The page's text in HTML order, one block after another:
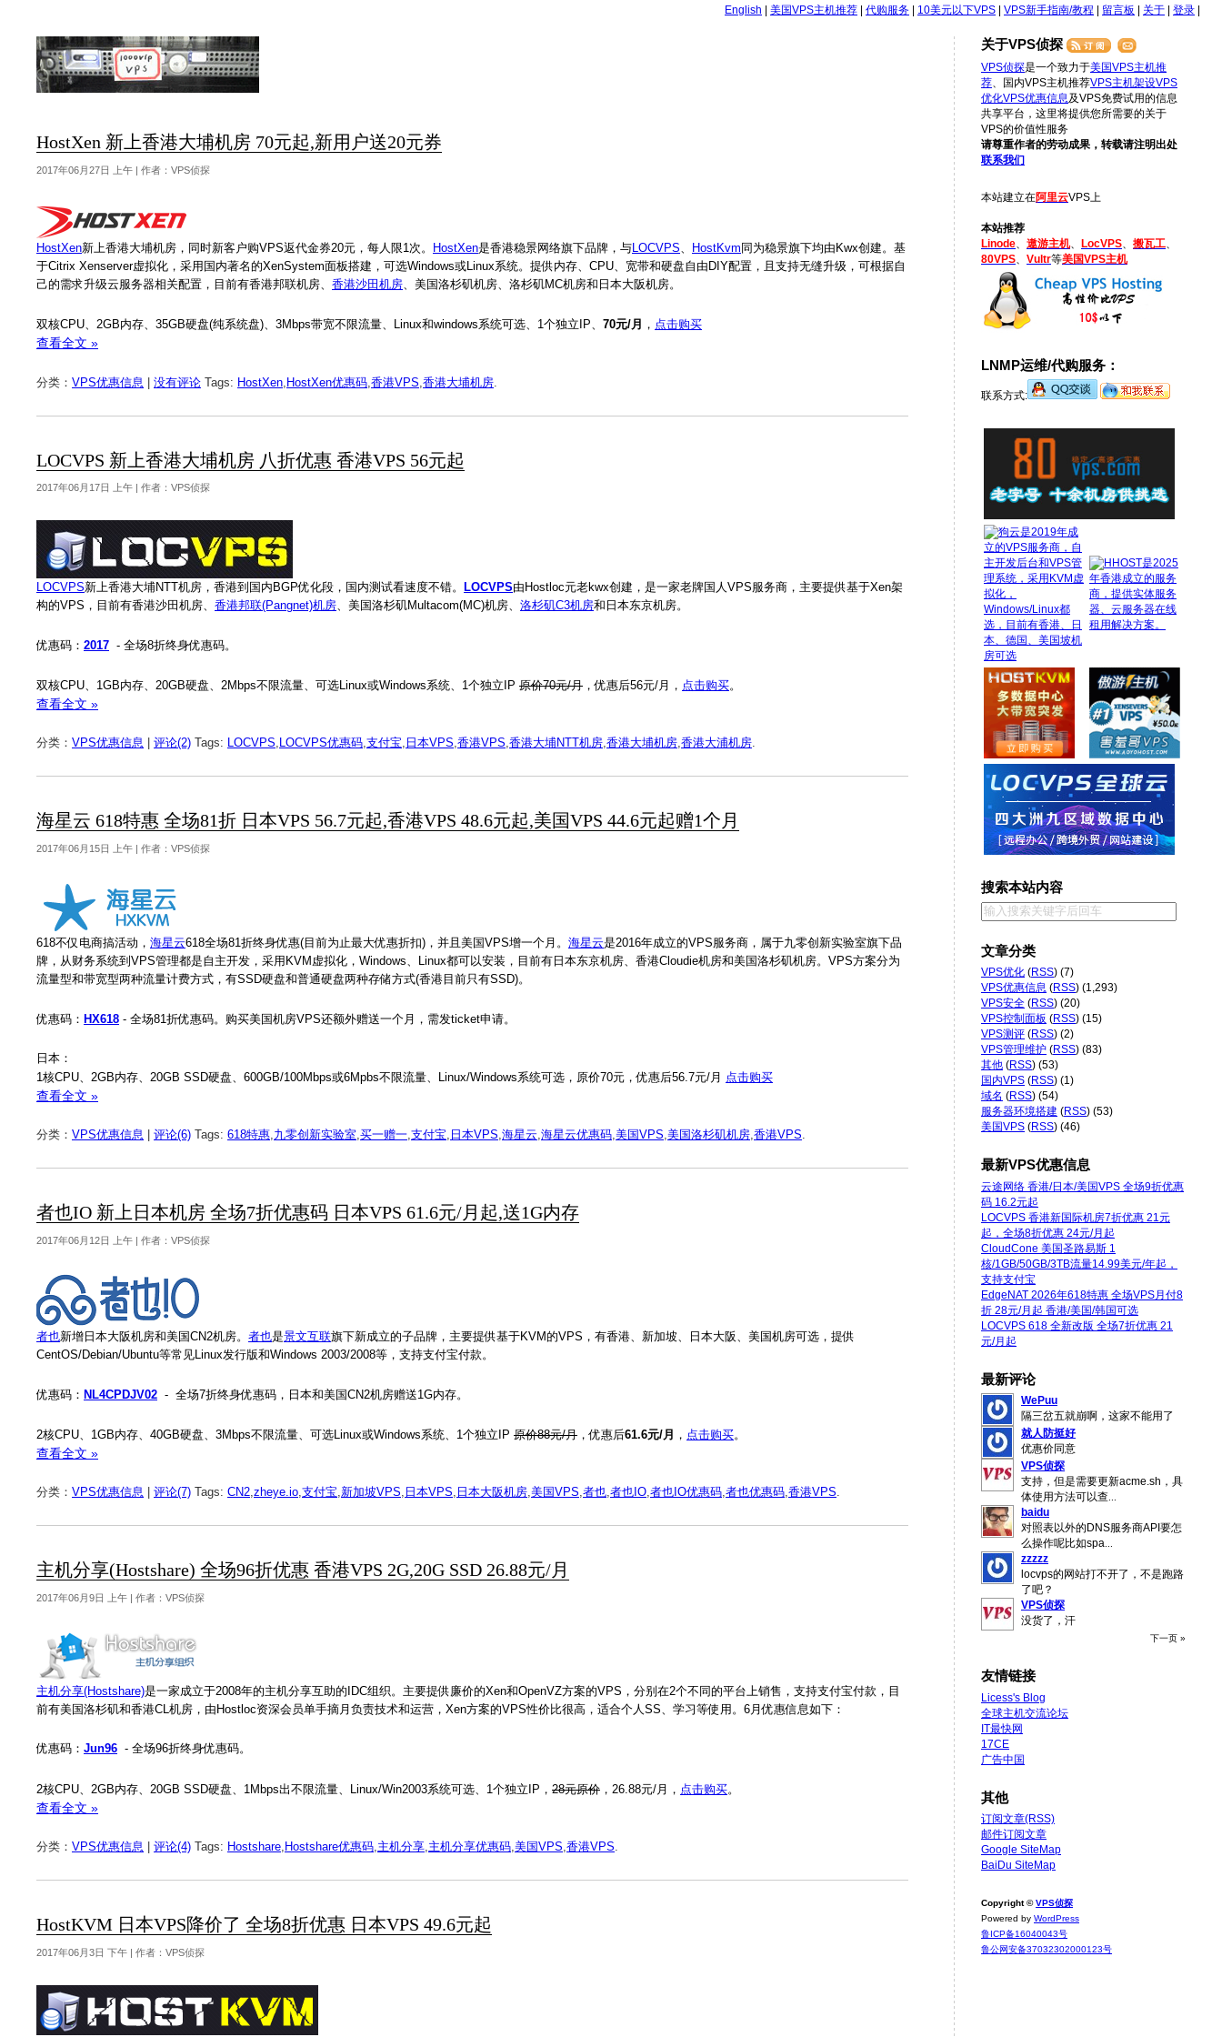
English 美国VPS主机推荐 代购服务 10美元以下VPS VPS新手指南/教程 留言板 关于 登录
HostXen 新上香港大埔机房 70元起,新用户送20元券
2017年06月27日 上午 | 作者：VPS侦探
HostXen新上香港大埔机房，同时新客户购VPS返代金券20元，每人限1次。 HostXen是香港稳景网络旗下品牌，与 LOCVPS HostKvm 同为稳景旗下均由Kwx创建。基
于Citrix Xenserver虚拟化，采用国内著名的XenSystem面板搭建，可选Windows或Linux系统。提供内存、CPU、宽带和硬盘自由DIY配置，且支持无缝升级，可根据自
己的需求升级云服务器相关配置，目前有香港邦联机房、 香港沙田机房 、美国洛杉矶机房、洛杉矶MC机房和日本大阪机房。
双核CPU、2GB内存、35GB硬盘(纯系统盘)、3Mbps带宽不限流量、Linux和windows系统可选、1个独立IP、 70元/月 ， 点击购买
查看全文 »
分类： VPS优惠信息 | 没有评论 Tags: HostXen HostXen优惠码 香港VPS 香港大埔机房
LOCVPS 新上香港大埔机房 八折优惠 香港VPS 56元起
2017年06月17日 上午 | 作者：VPS侦探
LOCVPS新上香港大埔NTT机房，香港到国内BGP优化段，国内测试看速度不错。 LOCVPS由Hostloc元老kwx创建，是一家老牌国人VPS服务商，主要提供基于Xen架
构的VPS，目前有香港沙田机房、 香港邦联(Pangnet)机房、美国洛杉矶Multacom(MC)机房、 洛杉矶C3机房和日本东京机房。
优惠码： 2017 - 全场8折终身优惠码。
双核CPU、1GB内存、20GB硬盘、2Mbps不限流量、可选Linux或Windows系统、1个独立IP 原价70元/月 ，优惠后56元/月， 点击购买。
查看全文 »
分类： VPS优惠信息 评论(2) Tags: LOCVPS, LOCVPS优惠码,支付宝, 日本VPS,香港VPS,香港大埔NTT机房,香港大埔机房,香港大浦机房.
海星云 618特惠 全场81折 日本VPS 56.7元起,香港VPS 48.6元起,美国VPS 44.6元起赠1个月
2017年06月15日 上午 | 作者：VPS侦探
618不仅电商搞活动， 海星云618全场81折终身优惠(目前为止最大优惠折扣)，并且美国VPS增一个月。 海星云是2016年成立的VPS服务商，属于九零创新实验室旗下品
牌，从财务系统到VPS管理都是自主开发，采用KVM虚拟化，Windows、Linux都可以安装，目前有日本东京机房、香港Cloudie机房和美国洛杉矶机房。VPS方案分为
流量型和带宽型两种流量计费方式，有SSD硬盘和普通硬盘两种存储方式(香港目前只有SSD)。
优惠码： HX618 - 全场81折优惠码。购买美国机房VPS还额外赠送一个月，需发ticket申请。
日本：
1核CPU、2GB内存、20GB SSD硬盘、600GB/100Mbps或6Mpbs不限流量、Linux/Windows系统可选，原价70元，优惠后56.7元/月 点击购买
查看全文 »
分类： VPS优惠信息 评论(6) Tags: 618特惠,九零创新实验室,买一赠一,支付宝, 日本VPS,海星云,海星云优惠码,美国VPS,美国洛杉矶机房,香港VPS.
者也IO 新上日本机房 全场7折优惠码 日本VPS 61.6元/月起,送1G内存
2017年06月12日 上午 | 作者：VPS侦探
者也新增日本大阪机房和美国CN2机房。 者也是景文互联旗下新成立的子品牌，主要提供基于KVM的VPS，有香港、新加坡、日本大阪、美国机房可选，提供
CentOS/Debian/Ubuntu等常见Linux发行版和Windows 2003/2008等，支持支付宝付款。
优惠码： NL4CPDJV02 - 全场7折终身优惠码，日本和美国CN2机房赠送1G内存。
2核CPU、1GB内存、40GB硬盘、3Mbps不限流量、可选Linux或Windows系统、1个独立IP 原价88元/月 ，优惠后61.6元/月 ， 点击购买。
查看全文 »
分类： VPS优惠信息 评论(7) Tags: CN2,zheye.io,支付宝,新加坡VPS, 日本VPS, 日本大阪机房,美国VPS,者也,者也IO,者也IO优惠码,者也优惠码,香港VPS.
主机分享(Hostshare) 全场96折优惠 香港VPS 2G,20G SSD 26.88元/月
2017年06月9日 上午 | 作者：VPS侦探
主机分享(Hostshare)是一家成立于2008年的主机分享互助的IDC组织。主要提供廉价的Xen和OpenVZ方案的VPS，分别在2个不同的平台上销售，支持支付宝付款，目
前有美国洛杉矶和香港CL机房，由Hostloc资深会员单手摘月负责技术和运营，Xen方案的VPS性价比很高，适合个人SS、学习等使用。6月优惠信息如下：
优惠码： Jun96 - 全场96折终身优惠码。
2核CPU、2GB内存、20GB SSD硬盘、1Mbps出不限流量、Linux/Win2003系统可选、1个独立IP， 28元原价 ，26.88元/月， 点击购买。
查看全文 »
分类： VPS优惠信息 评论(4) Tags: Hostshare, Hostshare优惠码,主机分享,主机分享优惠码,美国VPS,香港VPS.
HostKVM 日本VPS降价了 全场8折优惠 日本VPS 49.6元起
2017年06月3日 下午 | 作者：VPS侦探
关于VPS侦探
VPS侦探是一个致力于美国VPS主机推
荐 、国内VPS主机推荐VPS主机架设VPS
优化VPS优惠信息 及VPS免费试用的信息
共享平台，这里将提供您所需要的关于
VPS的价值性服务
请尊重作者的劳动成果，转载请注明出处
联系我们
本站建立在阿里云VPS上
本站推荐
Linode
遨游主机、 LocVPS 搬瓦工
80VPS
Vultr等美国VPS主机
LNMP运维/代购服务：
联系方式:
搜索本站内容
文章分类
VPS优化 (RSS) (7)
VPS优惠信息 (RSS) (1,293)
VPS安全 (RSS) (20)
VPS控制面板 (RSS) (15)
VPS测评 (RSS) (2)
VPS管理维护 (RSS) (83)
其他 (RSS) (53)
国内VPS (RSS) (1)
域名 (RSS) (54)
服务器环境搭建 (RSS) (53)
美国VPS (RSS) (46)
最新VPS优惠信息
云途网络 香港/日本/美国VPS 全场9折优惠
码 16.2元起
LOCVPS 香港新国际机房7折优惠 21元
起，全场8折优惠 24元/月起
CloudCone 美国圣路易斯 1
核/1GB/50GB/3TB流量14.99美元/年起，
支持支付宝
EdgeNAT 2026年618特惠 全场VPS月付8
折 28元/月起 香港/美国/韩国可选
LOCVPS 618 全新改版 全场7折优惠 21
元/月起
最新评论
WePuu
隔三岔五就崩啊，这家不能用了
就人防挺好
优惠价同意
VPS侦探
支持，但是需要更新acme.sh，具
体使用方法可以查
baidu
对照表以外的DNS服务商API要怎
么操作呢比如spa
zzzzz
locvps的网站打不开了，不是跑路
了吧？
VPS侦探
没货了，汗
下一页 »
友情链接
Licess's Blog
全球主机交流论坛
IT最快网
17CE
广告中国
其他
订阅文章(RSS)
邮件订阅文章
Google SiteMap
BaiDu SiteMap
Copyright ©VPS侦探
Powered by WordPress
鲁ICP备16040043号
鲁公网安备37032302000123号